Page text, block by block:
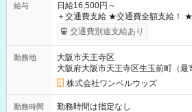
給与
日給16,500円～
＋交通費支給 ★交通費全額支給！ ★日払いOK！（規定あり） ┗
働いたその日に現金GET♪ お仕事
交通費別途支給あり
勤務地
大阪市天王寺区
大阪府大阪市天王寺区生玉前町（最
株式会社ワンベルウッズ
勤務時間
勤務時間は指定なし